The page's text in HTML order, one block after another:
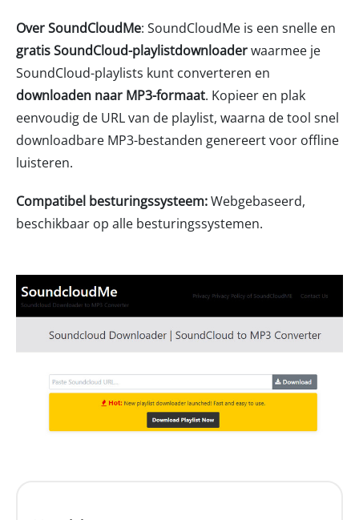
Over SoundCloudMe: SoundCloudMe is een snelle en
gratis SoundCloud-playlistdownloaderwaarmee je
SoundCloud-playlists kunt converteren en
downloaden naar MP3-formaat. Kopieer en plak
eenvoudig de URL van de playlist, waarna de tool snel
downloadbare MP3-bestanden genereert voor offline
luisteren.
Compatibel besturingssysteem:Webgebaseerd,
beschikbaar op alle besturingssystemen.